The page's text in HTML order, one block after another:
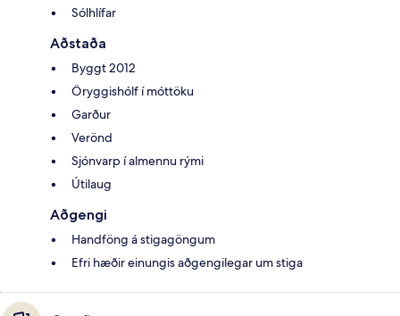
Sólhlífar
Aðstaða
Byggt 2012
Öryggishólf í móttöku
Garður
Verönd
Sjónvarp í almennu rými
Útilaug
Aðgengi
Handföng á stigagöngum
Efri hæðir einungis aðgengilegar um stiga